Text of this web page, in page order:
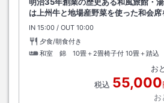
明治35年創業の歴史ある和風旅館・
は上州牛と地場産野菜を使った和会席
IN チェックイン
15:00 / OUT チェックアウト
10:00
夕食/朝食付き
和室 錦 10畳＋2畳椅子付 10畳＋踏込
お
税込 55,000
お